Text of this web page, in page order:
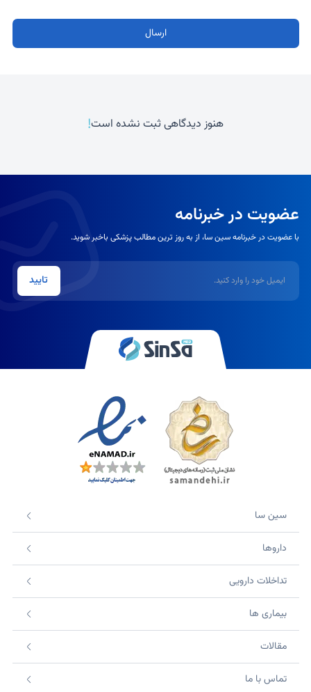
ارسال
هنوز دیدگاهی ثبت نشده است!
عضویت در خبرنامه
با عضویت در خبرنامه سین سا، از به روز ترین مطالب پزشکی باخبر شوید.
تایید
سین سا
داروها
تداخلات دارویی
بیماری ها
مقالات
تماس با ما